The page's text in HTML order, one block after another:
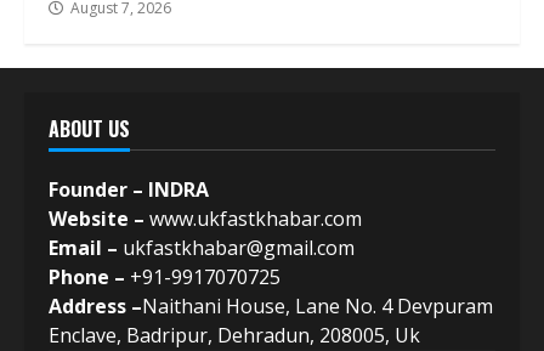
August 7, 2026
ABOUT US
Founder – INDRA
Website – www.ukfastkhabar.com
Email – ukfastkhabar@gmail.com
Phone – +91-9917070725
Address –Naithani House, Lane No. 4 Devpuram
Enclave, Badripur, Dehradun, 208005, Uk